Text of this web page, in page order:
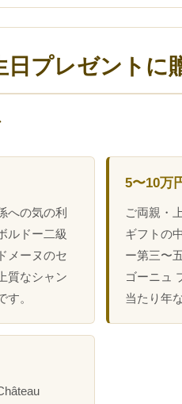
日プレゼントに
への気の利
ルドー二級
メーヌのセ
質なシャン
す。
5〜10万
ご両親・
ギフトの
ー第三〜
ゴーニュ
当たり年